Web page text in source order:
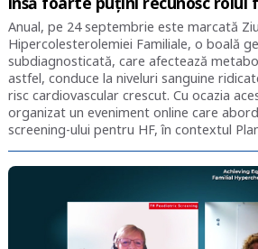
Anual, pe 24 septembrie este marcată
Hipercolesterolemiei Familiale, o boală
subdiagnosticată, care afectează
astfel, conduce la niveluri sanguine
risc cardiovascular crescut. Cu ocazia
organizat un eveniment online care
screening-ului pentru HF, în contextul